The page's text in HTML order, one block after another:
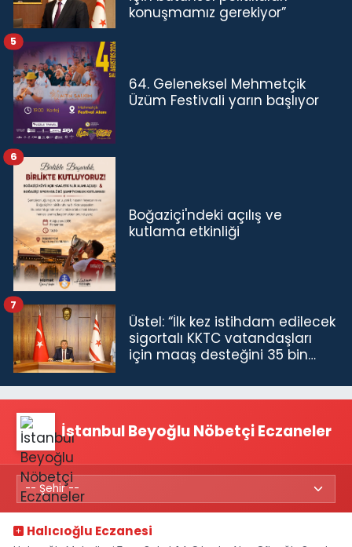
konuşmamız gerekiyor”
64. Geleneksel Mehmetçik
Üzüm Festivali yarın başlıyor
5
Boğaziçi'ndeki açılış ve
kutlama etkinliği
6
Üstel: “İlk kez istihdam edilecek
sigortalı KKTC vatandaşları
için maaş desteğini 35 bin
7
İstanbul Beyoğlu Nöbetçi Eczaneler
Halıcıoğlu Eczanesi